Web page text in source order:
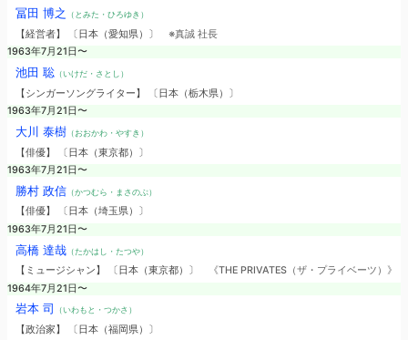
冨田 博之 （とみた・ひろゆき）
【経営者】 〔日本（愛知県）〕 ※真誠 社長
1963年7月21日〜
池田 聡（いけだ・さとし）
【シンガーソングライター】 〔日本（栃木県）〕
1963年7月21日〜
大川 泰樹（おおかわ・やすき）
【俳優】 〔日本（東京都）〕
1963年7月21日〜
勝村 政信（かつむら・まさのぶ）
【俳優】 〔日本（埼玉県）〕
1963年7月21日〜
高橋 達哉（たかはし・たつや）
【ミュージシャン】 〔日本（東京都）〕
《THE PRIVATES（ザ・プライベーツ）》
1964年7月21日〜
岩本 司 （いわもと・つかさ）
【政治家】 〔日本（福岡県）〕